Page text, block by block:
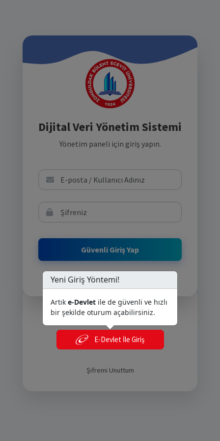
Dijital Veri Yönetim Sistemi
Yönetim paneli için giriş yapın.
veya bunlarla devam edin
E-Devlet İle Giriş
Şifremi Unuttum
E-Devlet İle Giriş
Yeni Giriş Yöntemi!
Artık e-Devlet ile de güvenli ve hızlı
bir şekilde oturum açabilirsiniz.